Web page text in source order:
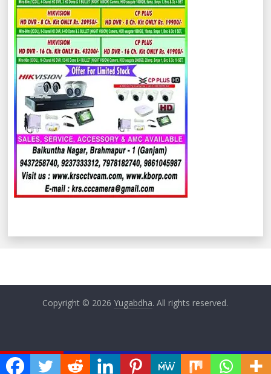
Copyright © 2026Yugabdha. All rights reserved.
ଏବେ ଏବେ
ମୃତ୍ୟୁ ଶିଶୁ ସେବିକା ଚାକିରି ମିଳିଲାନି, ସ୍କୁଲରେ ତାଲା: ୧୪୩